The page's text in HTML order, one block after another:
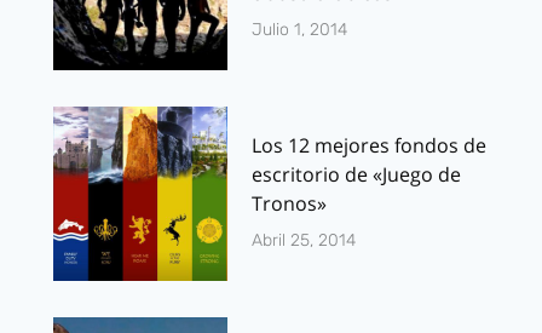
Julio 1, 2014
Los 12 mejores fondos de
escritorio de «Juego de
Tronos»
Abril 25, 2014